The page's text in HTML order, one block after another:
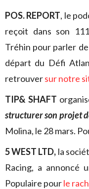
POS. REPORT, le
reçoit dans son
Tréhin pour parler
départ du Défi
retrouversur notre
TIP& SHAFT
structurer son projet
Molina, le 28 mars.
5 WEST LTD, la
Racing, a annoncé
Populaire pourle